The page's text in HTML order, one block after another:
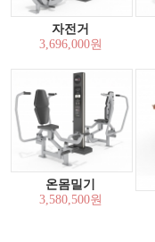
자전거
3,696,000원
온몸밀기
3,580,500원